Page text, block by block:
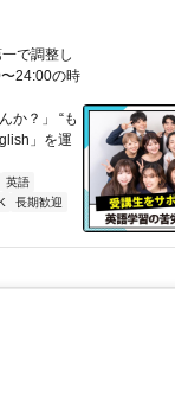
で調整し
24:00の時
か？」 “も
」を運
英語
長期歓迎